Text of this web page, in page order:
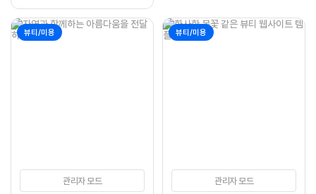
뷰티/미용
관리자 모드
뷰티/미용
관리자 모드